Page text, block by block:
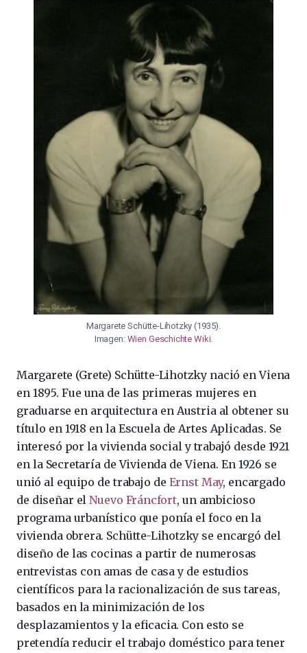
Margarete Schütte-Lihotzky (1935).
Imagen: Wien Geschichte Wiki.
Margarete (Grete) Schütte-Lihotzky nació en Viena
en 1895. Fue una de las primeras mujeres en
graduarse en arquitectura en Austria al obtener su
título en 1918 en la Escuela de Artes Aplicadas. Se
interesó por la vivienda social y trabajó desde 1921
en la Secretaría de Vivienda de Viena. En 1926 se
unió al equipo de trabajo de Ernst May, encargado
de diseñar elNuevo Fráncfort, un ambicioso
programa urbanístico que ponía el foco en la
vivienda obrera. Schütte-Lihotzky se encargó del
diseño de las cocinas a partir de numerosas
entrevistas con amas de casa y de estudios
científicos para la racionalización de sus tareas,
basados en la minimización de los
desplazamientos y la eficacia. Con esto se
pretendía reducir el trabajo doméstico para tener